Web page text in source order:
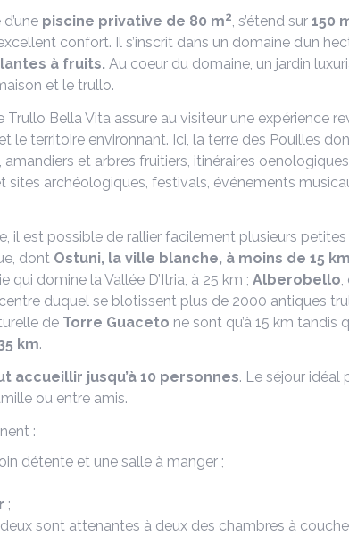
piscine privative de 80 m2, s’étend sur 150
confort. Il s’inscrit dans un domaine d’un
à fruits. Au coeur du domaine, un jardin
et le trullo.
Trullo Bella Vita assure au visiteur une expérience
le territoire environnant. Ici, la terre des Pouilles
amandiers et arbres fruitiers, itinéraires
sites archéologiques, festivals, événements
il est possible de rallier facilement plusieurs petites
dont Ostuni, la ville blanche, à moins de 15 km
qui domine la Vallée D’Itria, à 25 km ; Alberobello,
duquel se blotissent plus de 2000 antiques
de Torre Guaceto ne sont qu’à 15 km tandis
km.
accueillir jusqu’à 10 personnes. Le séjour idéal
ou entre amis.
:
détente et une salle à manger ;
;
sont attenantes à deux des chambres à